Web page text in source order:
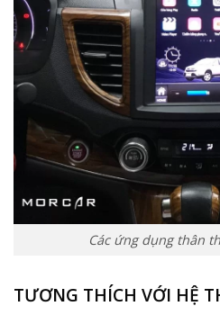
Các ứng dụng thân
TƯƠNG THÍCH VỚI HỆ